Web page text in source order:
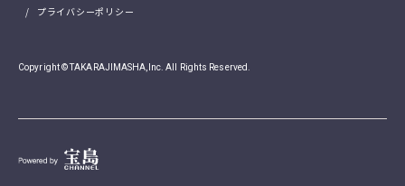
プライバシーポリシー
Copyright © TAKARAJIMASHA,Inc. All Rights Reserved.